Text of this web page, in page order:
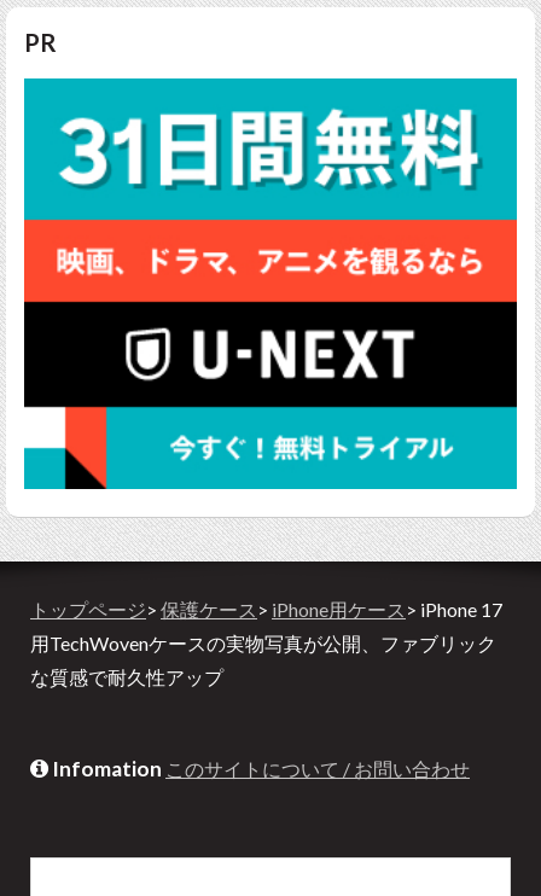
PR
トップページ> 保護ケース > iPhone用ケース > iPhone 17
用TechWovenケースの実物写真が公開、ファブリック
な質感で耐久性アップ
Infomation このサイトについて / お問い合わせ